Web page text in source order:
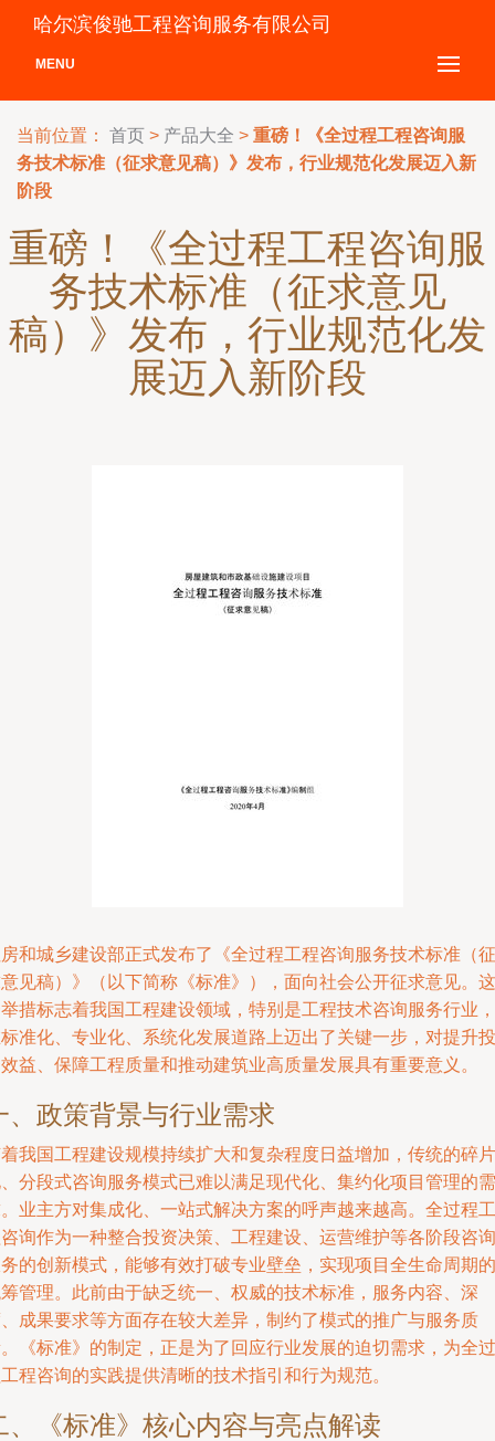
哈尔滨俊驰工程咨询服务有限公司
MENU
当前位置： 首页 > 产品大全 > 重磅！《全过程工程咨询服
务技术标准（征求意见稿）》发布，行业规范化发展迈入新
阶段
重磅！《全过程工程咨询服
务技术标准（征求意见
稿）》发布，行业规范化发
展迈入新阶段
和城乡建设部正式发布了《全过程工程咨询服务技术标准（征
见稿）》（以下简称《标准》），面向社会公开征求意见。这
措标志着我国工程建设领域，特别是工程技术咨询服务行业，
准化、专业化、系统化发展道路上迈出了关键一步，对提升投
益、保障工程质量和推动建筑业高质量发展具有重要意义。
、政策背景与行业需求
我国工程建设规模持续扩大和复杂程度日益增加，传统的碎片
分段式咨询服务模式已难以满足现代化、集约化项目管理的需
业主方对集成化、一站式解决方案的呼声越来越高。全过程工
询作为一种整合投资决策、工程建设、运营维护等各阶段咨询
的创新模式，能够有效打破专业壁垒，实现项目全生命周期的
管理。此前由于缺乏统一、权威的技术标准，服务内容、深
成果要求等方面存在较大差异，制约了模式的推广与服务质
《标准》的制定，正是为了回应行业发展的迫切需求，为全过
程咨询的实践提供清晰的技术指引和行为规范。
、《标准》核心内容与亮点解读